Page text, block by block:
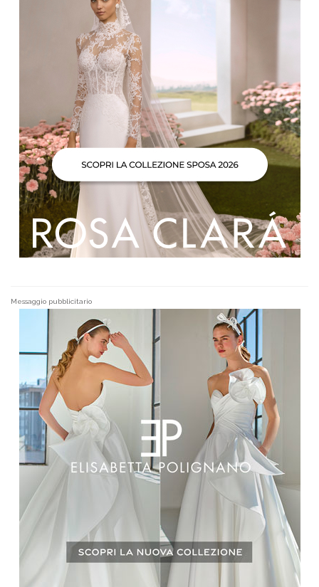
Messaggio pubblicitario